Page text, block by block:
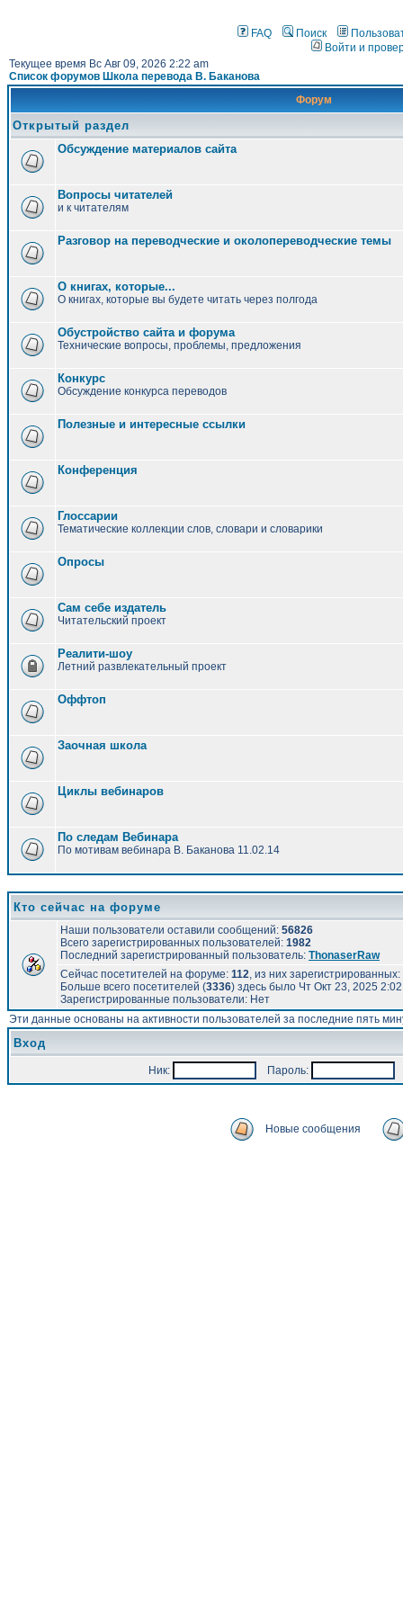
FAQ Поиск
Войти и
Текущее время Вс Авг 09, 2026 2:22 am
Список форумов Школа перевода В. Баканова
Форум
Открытый раздел
Обсуждение материалов сайта
Вопросы читателей
и к читателям
Разговор на переводческие и околопереводческие темы
О книгах, которые...
О книгах, которые вы будете читать через полгода
Обустройство сайта и форума
Технические вопросы, проблемы, предложения
Конкурс
Обсуждение конкурса переводов
Полезные и интересные ссылки
Конференция
Глоссарии
Тематические коллекции слов, словари и словарики
Опросы
Сам себе издатель
Читательский проект
Реалити-шоу
Летний развлекательный проект
Оффтоп
Заочная школа
Циклы вебинаров
По следам Вебинара
По мотивам вебинара В. Баканова 11.02.14
Кто сейчас на форуме
Наши пользователи оставили сообщений: 56826
Всего зарегистрированных пользователей: 1982
Последний зарегистрированный пользователь: ThonaserRaw
Сейчас посетителей на форуме: 112, из них
Больше всего посетителей (3336) здесь было Чт Окт 23, 2025
Зарегистрированные пользователи: Нет
Эти данные основаны на активности пользователей за последние пять
Вход
Ник: Пароль:
Новые сообщения